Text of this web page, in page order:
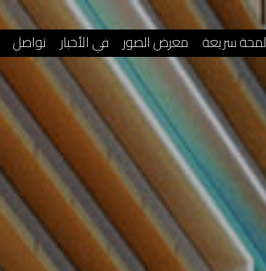
لمحة سريعة معرض الصور في الأخبار تواصل